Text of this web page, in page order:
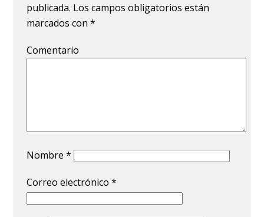
publicada. Los campos obligatorios están
marcados con*
Comentario
Nombre*
Correo electrónico*